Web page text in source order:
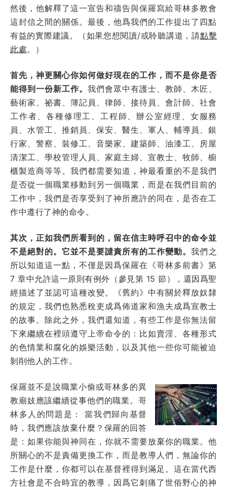
然後，他解釋了這一宣告和禱告與保羅寫給哥林多教會
這封信之間的關係。最後，他爲我們的工作提出了四點
有益的實際建議。（如果您想閱讀/或聆聽講道，請點擊
此處。）
首先，神更關心你如何做好現在的工作，而不是你是否
能得到一份新工作。我們會眾中有護士、教師、木匠、
藝術家、祕書、簿記員、律師、接待員、會計師、社會
工作者、各種修理工、工程師、辦公室經理、女服務
員、水管工、推銷員、保安、醫生、軍人、輔導員、銀
行家、警察、裝修工、音樂家、建築師、油漆工、房屋
清潔工、學校管理人員、家庭主婦、宣教士、牧師、櫥
櫃製造商等等。我們都需要知道，神最看重的不是我們
是否從一個職業移動到另一個職業，而是在我們目前的
工作中，我們是否享受到了神所應許的同在，是否在工
作中遵行了神的命令。
其次，正如我們所看到的，留在信主時呼召中的命令並
不是絕對的。它並不是要譴責所有的工作變動。我們之
所以知道這一點，不僅是因爲保羅在《哥林多前書》第
7 章中允許這一原則有例外（參見第 15 節），還因爲聖
經描述了並認可這種改變。《舊約》中有關於釋放奴隸
的規定，我們也熟悉稅吏成爲佈道家和漁夫成爲宣教士
的故事。除此之外，我們還知道，有些工作是你無法留
下來繼續在裡頭遵守上帝命令的：比如賣淫、各種形式
的色情業和腐化的娛樂活動，以及其他一些你可能被迫
剝削他人的工作。
保羅並不是說職業小偷或哥林多的異
教廟妓應該繼續從事他們的職業。哥
林多人的問題是： 當我們歸向基督
時，我們應該放棄什麼？保羅的回答
是：如果你能與神同在，你就不需要放棄你的職業。他
所關心的不是責備更換工作，而是教導人們，無論你的
工作是什麼，你都可以在基督裡得到滿足。這在當代西
方社會是不合時宜的教導，因爲它刺痛了世俗野心的神